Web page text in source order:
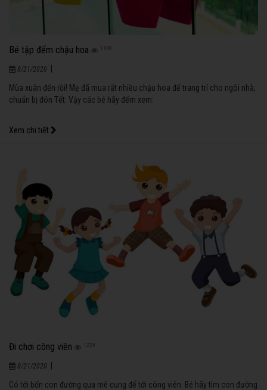
Bé tập đếm chậu hoa 1198
8/21/2020 |
Mùa xuân đến rồi! Mẹ đã mua rất nhiều chậu hoa để trang trí cho ngôi nhà,
chuẩn bị đón Tết. Vậy các bé hãy đếm xem:
Xem chi tiết
Đi chơi công viên 1229
8/21/2020 |
Có tới bốn con đường qua mê cung để tới công viên. Bé hãy tìm con đường